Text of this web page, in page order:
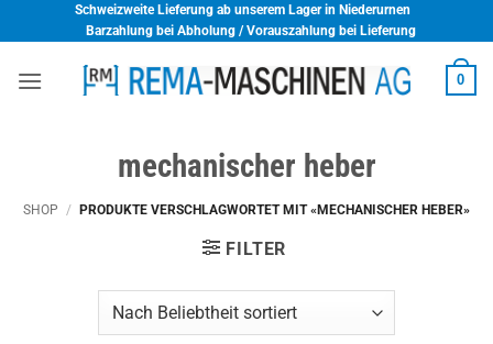
to
Schweizweite Lieferung ab unserem Lager in Niederurnen
Barzahlung bei Abholung / Vorauszahlung bei Lieferung
0
mechanischer heber
SHOP / PRODUKTE VERSCHLAGWORTET MIT «MECHANISCHER HEBER»
FILTER